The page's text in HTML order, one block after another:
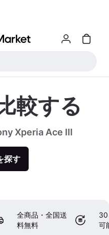
較する
Xperia Ace III
探す
全商品・全国送
料無料
30
可